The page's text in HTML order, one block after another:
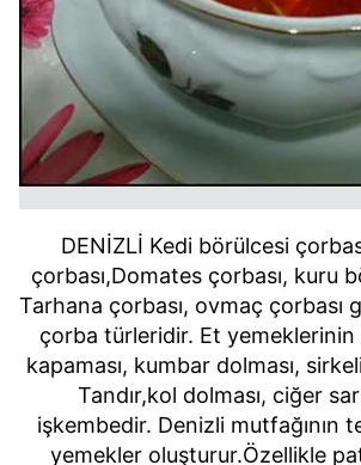
DENİZLİ Kedi börülcesi
çorbası,Domates çorbası, kuru
Tarhana çorbası, ovmaç çorbası
çorba türleridir. Et yemeklerinin
kapaması, kumbar dolması,
Tandır,kol dolması, ciğer
işkembedir. Denizli mutfağının
yemekler oluşturur.Özellikle